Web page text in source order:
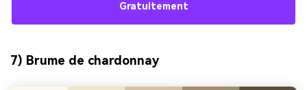
Gratuitement
7) Brume de chardonnay